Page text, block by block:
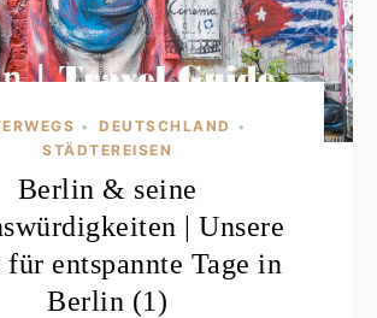
• DEUTSCHLAND •
STÄDTEREISEN
Berlin & seine
| Unsere
für entspannte Tage in
Berlin (1)